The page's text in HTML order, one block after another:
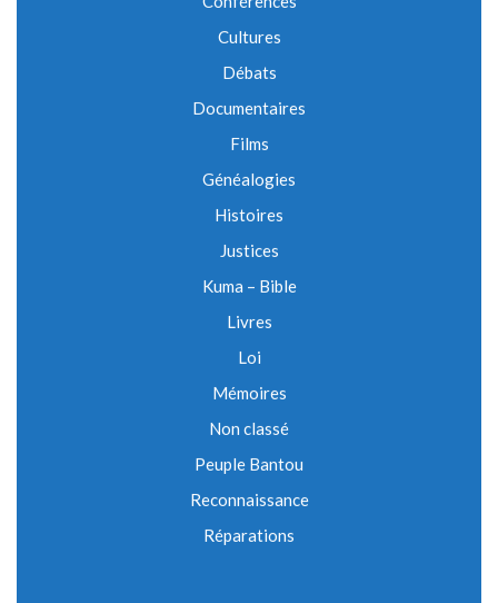
Cultures
Débats
Documentaires
Films
Généalogies
Histoires
Justices
Kuma – Bible
Livres
Loi
Mémoires
Non classé
Peuple Bantou
Reconnaissance
Réparations